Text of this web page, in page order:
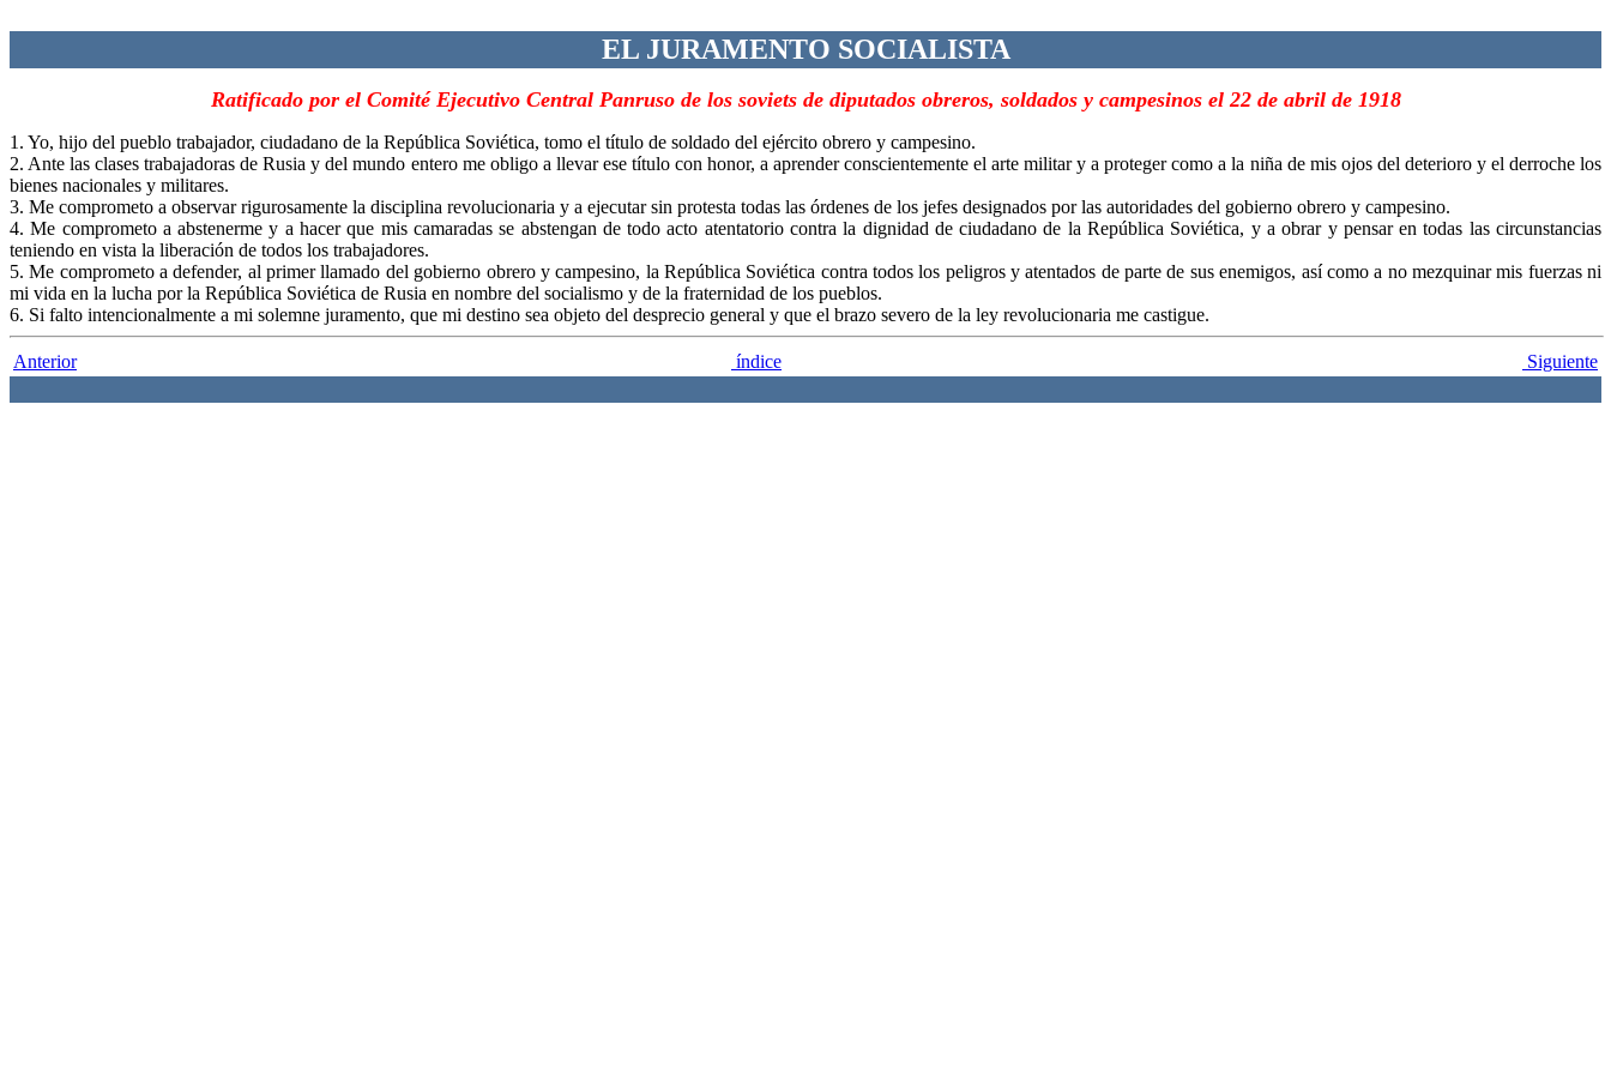
EL JURAMENTO SOCIALISTA
Ratificado por el Comité Ejecutivo Central Panruso de los soviets de diputados obreros, soldados y campesinos el 22 de abril de 1918
1. Yo, hijo del pueblo trabajador, ciudadano de la República Soviética, tomo el título de soldado del ejército obrero y campesino.
2. Ante las clases trabajadoras de Rusia y del mundo entero me obligo a llevar ese título con honor, a aprender conscientemente el arte militar y a proteger como a la niña de mis ojos del deterioro y el derroche los
bienes nacionales y militares.
3. Me comprometo a observar rigurosamente la disciplina revolucionaria y a ejecutar sin protesta todas las órdenes de los jefes designados por las autoridades del gobierno obrero y campesino.
4. Me comprometo a abstenerme y a hacer que mis camaradas se abstengan de todo acto atentatorio contra la dignidad de ciudadano de la República Soviética, y a obrar y pensar en todas las circunstancias
teniendo en vista la liberación de todos los trabajadores.
5. Me comprometo a defender, al primer llamado del gobierno obrero y campesino, la República Soviética contra todos los peligros y atentados de parte de sus enemigos, así como a no mezquinar mis fuerzas ni
mi vida en la lucha por la República Soviética de Rusia en nombre del socialismo y de la fraternidad de los pueblos.
6. Si falto intencionalmente a mi solemne juramento, que mi destino sea objeto del desprecio general y que el brazo severo de la ley revolucionaria me castigue.
Anterior índice Siguiente